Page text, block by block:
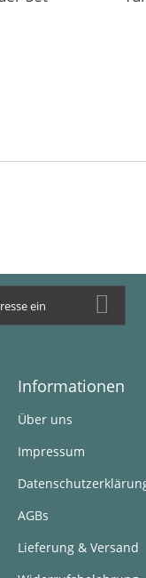
Informationen
Über uns
Impressum
AGBs
Lieferung & Versand